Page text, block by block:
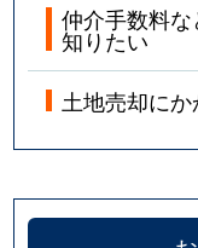
仲介手数料
知りたい
土地売却に